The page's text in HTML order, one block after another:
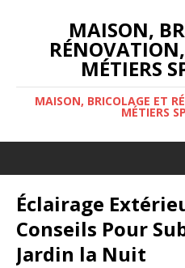
MAISON,
MÉTIERS
MAISON, BRICOLAGE ET
MÉTIERS
Éclairage
Conseils Pour
Jardin la Nuit